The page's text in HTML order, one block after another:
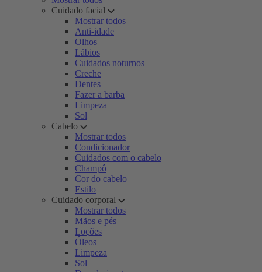
Cuidado facial
Mostrar todos
Anti-idade
Olhos
Lábios
Cuidados noturnos
Creche
Dentes
Fazer a barba
Limpeza
Sol
Cabelo
Mostrar todos
Condicionador
Cuidados com o cabelo
Champô
Cor do cabelo
Estilo
Cuidado corporal
Mostrar todos
Mãos e pés
Loções
Óleos
Limpeza
Sol